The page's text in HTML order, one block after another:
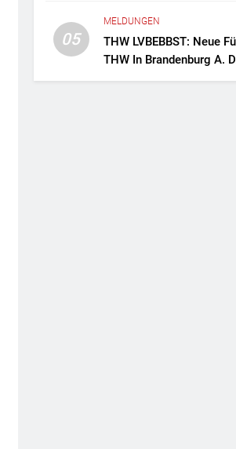
05
MELDUNGEN
THW LVBEBBST: Neue
THW In Brandenburg A.
Zwei Frauen An Der